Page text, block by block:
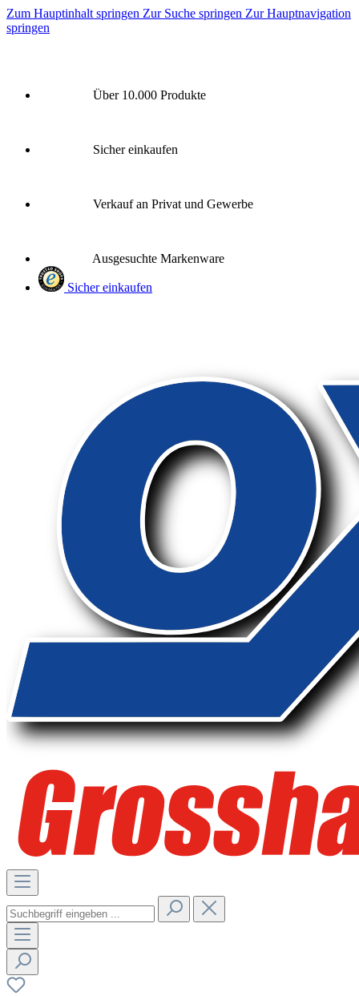
Zum Hauptinhalt springen Zur Suche springen Zur Hauptnavigation
springen
Über 10.000 Produkte
Sicher einkaufen
Verkauf an Privat und Gewerbe
Ausgesuchte Markenware
Sicher einkaufen